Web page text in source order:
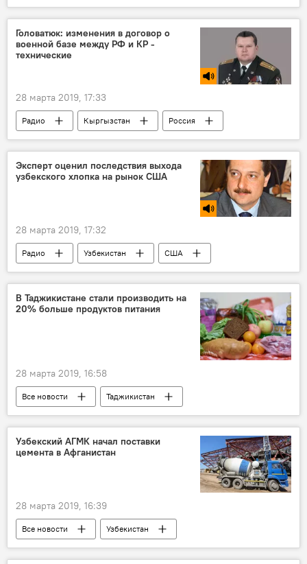
Касым-Жомарт Токаев
визит
Россия
Нурсултан Назарбаев
Головатюк: изменения в договор о
военной базе между РФ и КР -
технические
28 марта 2019, 17:33
Радио Кыргызстан
Россия
военные учения
Эксперт оценил последствия выхода
узбекского хлопка на рынок США
28 марта 2019, 17:32
Радио Узбекистан
США
хлопок
В Таджикистане стали производить на
20% больше продуктов питания
28 марта 2019, 16:58
Все новости
Таджикистан
продукция
Узбекский АГМК начал поставки
цемента в Афганистан
28 марта 2019, 16:39
Все новости
Узбекистан
Афганистан
цемент